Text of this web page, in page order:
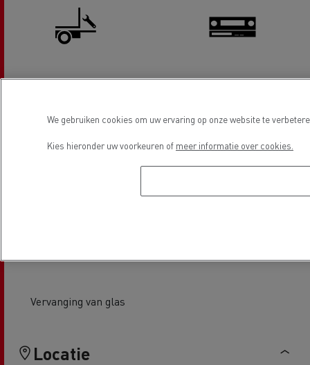
Bandenservice
Vervanging van glas
Locatie
We gebruiken cookies om uw ervaring op onze website te
Kies hieronder uw voorkeuren of meer informatie over cookies.